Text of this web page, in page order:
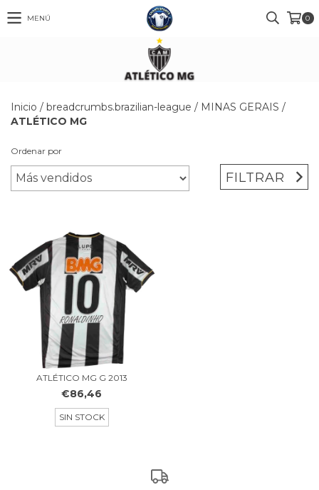
MENÚ 0
Inicio / breadcrumbs.brazilian-league / MINAS GERAIS /
ATLÉTICO MG
Ordenar por
FILTRAR
ATLÉTICO MG G 2013
€86,46
SIN STOCK